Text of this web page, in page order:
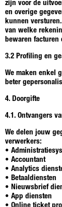
zijn voor de
en overige
kunnen
van welke
bewaren facturen
3.2 Profiling en
We maken enkel
beter
4. Doorgifte
4.1. Ontvangers
We delen jouw
verwerkers:
•
• Accountant
• Analytics
• Betaaldiensten
• Nieuwsbrief
• App diensten